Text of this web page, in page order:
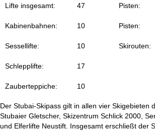
Lifte insgesamt: 47 Pisten:
Kabinenbahnen: 10 Pisten:
Sessellifte: 10 Skirouten:
Schlepplifte: 17
Zauberteppiche: 10
Der Stubai-Skipass gilt in allen vier Skigebieten
Stubaier Gletscher, Skizentrum Schlick 2000,
und Elferlifte Neustift. Insgesamt erschließt der